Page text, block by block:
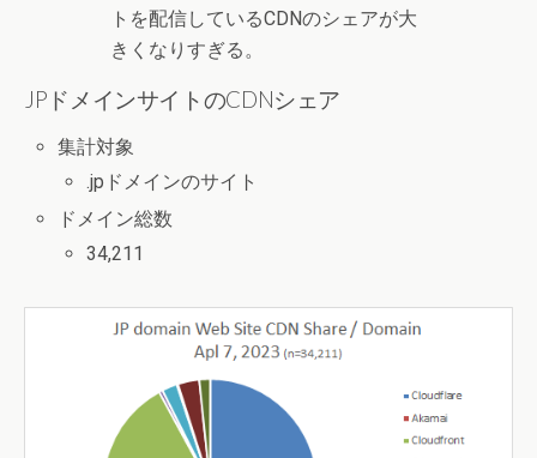
トを配信しているCDNのシェアが大
きくなりすぎる。
JPドメインサイトのCDNシェア
集計対象
.jpドメインのサイト
ドメイン総数
34,211